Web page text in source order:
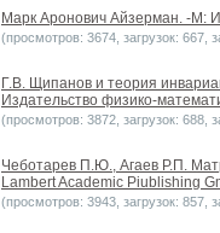
Марк Аронович Айзерман. -М:
(просмотров: 3674, загрузок: 667,
Г.В. Щипанов и теория
Издательство физико-
(просмотров: 3872, загрузок: 688,
Чеботарев П.Ю., Агаев Р.П.
Lambert Academic Piublishing
(просмотров: 3943, загрузок: 857,